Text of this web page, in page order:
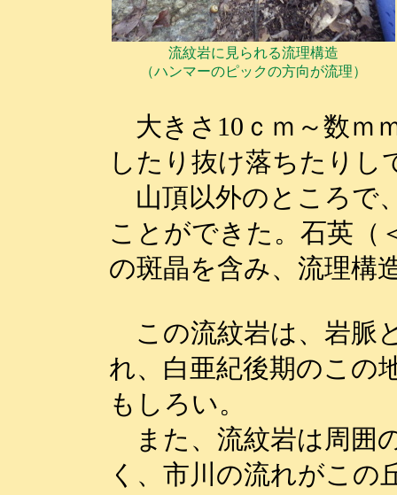
流紋岩に見られる流理構造
（ハンマーのピックの方向が流理）
大きさ10ｃｍ～数ｍ
したり抜け落ちたりし
山頂以外のところで
ことができた。石英（
の斑晶を含み、流理構
この流紋岩は、岩脈
れ、白亜紀後期のこの
もしろい。
また、流紋岩は周囲
く、市川の流れがこの